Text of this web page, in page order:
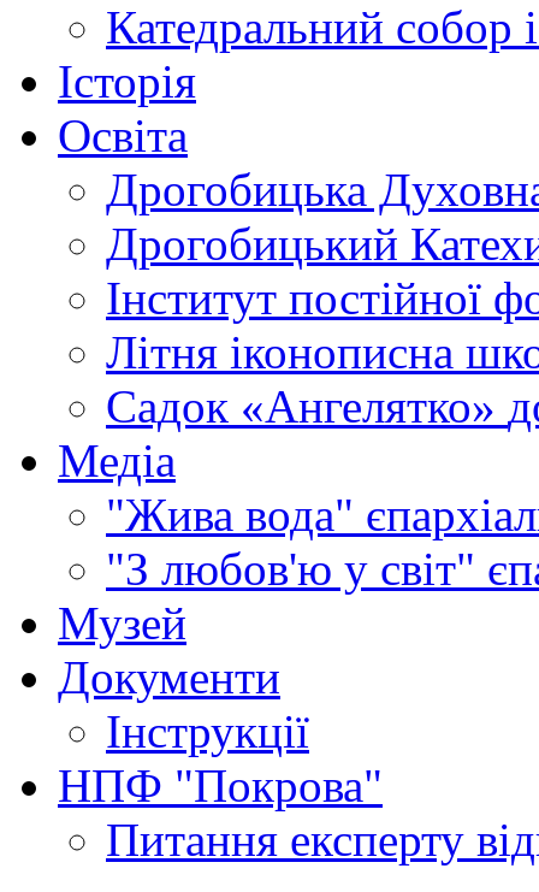
Катедральний собор
Історія
Освіта
Дрогобицька
Дрогобицький
Інститут постійної
Літня іконописна
Садок «Ангелятко»
Медіа
"Жива вода"
"З любов'ю у світ"
Музей
Документи
Інструкції
НПФ "Покрова"
Питання експерту